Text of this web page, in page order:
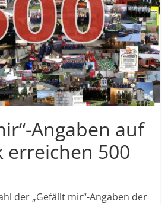
Angaben auf
erreichen 500
der „Gefällt mir“-Angaben der